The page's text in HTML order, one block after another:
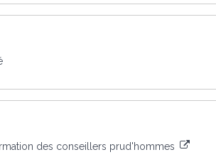
des conseillers prud'hommes